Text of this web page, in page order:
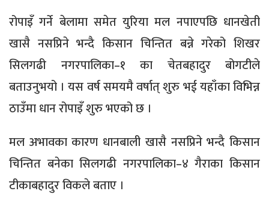
रोपाइँ गर्ने बेलामा समेत युरिया मल नपाएपछि धानखेती
खासै नसप्रिने भन्दै किसान चिन्तित बन्ने गरेको शिखर
सिलगढी नगरपालिका–१ का चेतबहादुर बोगटीले
बताउनुभयो । यस वर्ष समयमै वर्षात् शुरु भई यहाँका विभिन्न
ठाउँमा धान रोपाइँ शुरु भएको छ ।
मल अभावका कारण धानबाली खासै नसप्रिने भन्दै किसान
चिन्तित बनेका सिलगढी नगरपालिका–४ गैराका किसान
टीकाबहादुर विकले बताए ।